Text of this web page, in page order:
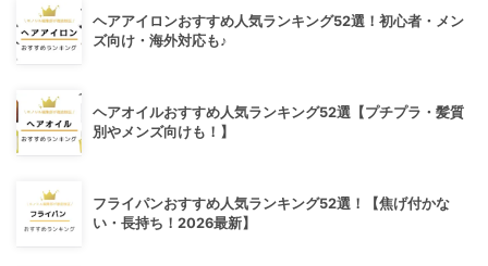
ヘアアイロンおすすめ人気ランキング52選！初心者・メン
ズ向け・海外対応も♪
ヘアオイルおすすめ人気ランキング52選【プチプラ・髪質
別やメンズ向けも！】
フライパンおすすめ人気ランキング52選！【焦げ付かな
い・長持ち！2026最新】